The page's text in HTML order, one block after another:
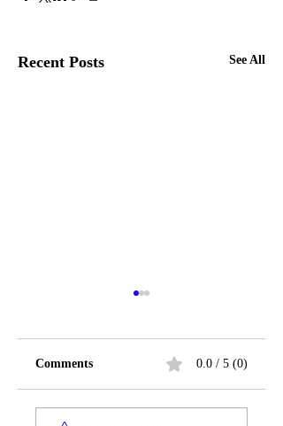
Recent Posts See All
Comments 0.0 / 5 (0)